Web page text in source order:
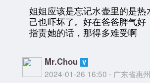
姐姐应该是忘记水壶里的是热
己也吓坏了。好在爸爸脾气好
指责她的话，那得多难受啊
Mr.Chou
2024-01-26 16:50 - 广东省惠